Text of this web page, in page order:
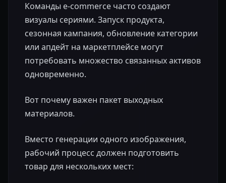
Команды e‑commerce часто создают
визуалы сериями. Запуск продукта,
сезонная кампания, обновление категории
или апдейт на маркетплейсе могут
потребовать множество связанных активов
одновременно.
Вот почему важен пакет выходных
материалов.
Вместо генерации одного изображения,
рабочий процесс должен подготовить
товар для нескольких мест: